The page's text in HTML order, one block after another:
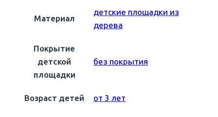
Материал
детские площадки из
дерева
Покрытие
детской
площадки
без покрытия
Возраст детей от 3 лет